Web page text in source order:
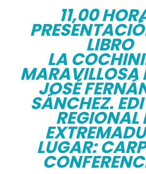
11,00
LIBRO
LA
MARAVILLOSA
JOSÉ
SÁNCHEZ.
REGIONAL
LUGAR: